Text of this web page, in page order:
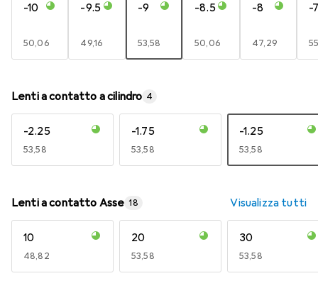
-10
EUR
50,06
-9.5
EUR
49,16
-9
EUR
53,58
-8.5
EUR
50,06
-8
EUR
47,29
-
Lenti a contatto a cilindro 4
-2.25
EUR
53,58
-1.75
EUR
53,58
-1.25
EUR
53,58
Lenti a contatto Asse 18 Visualizza tutti
10
EUR
48,82
20
EUR
53,58
30
EUR
53,58